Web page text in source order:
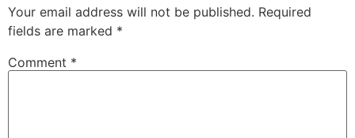
Your email address will not be published. Required
fields are marked *
Comment *